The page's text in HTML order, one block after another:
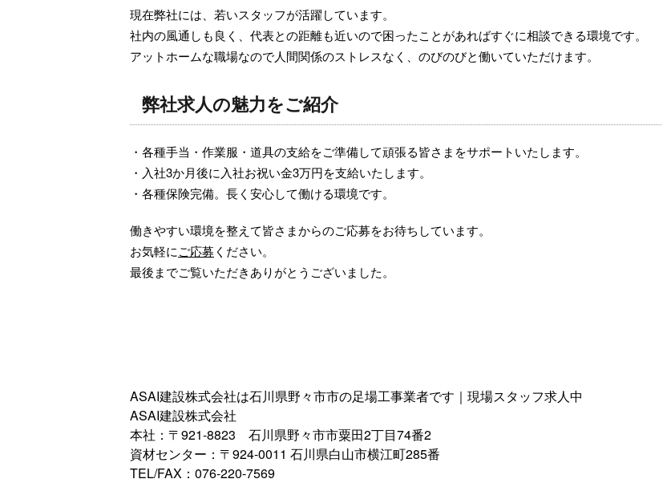
現在弊社には、若いスタッフが活躍しています。
社内の風通しも良く、代表との距離も近いので困ったことがあればすぐに相談できる環境です。
アットホームな職場なので人間関係のストレスなく、のびのびと働いていただけます。
弊社求人の魅力をご紹介
・各種手当・作業服・道具の支給をご準備して頑張る皆さまをサポートいたします。
・入社3か月後に入社お祝い金3万円を支給いたします。
・各種保険完備。長く安心して働ける環境です。
働きやすい環境を整えて皆さまからのご応募をお待ちしています。
お気軽にご応募 ください。
最後までご覧いただきありがとうございました。
ASAI建設株式会社は石川県野々市市の足場工事業者です｜現場スタッフ求人中
ASAI建設株式会社
本社：〒921-8823 石川県野々市市粟田2丁目74番2
資材センター：〒924-0011 石川県白山市横江町285番
TEL/FAX：076-220-7569